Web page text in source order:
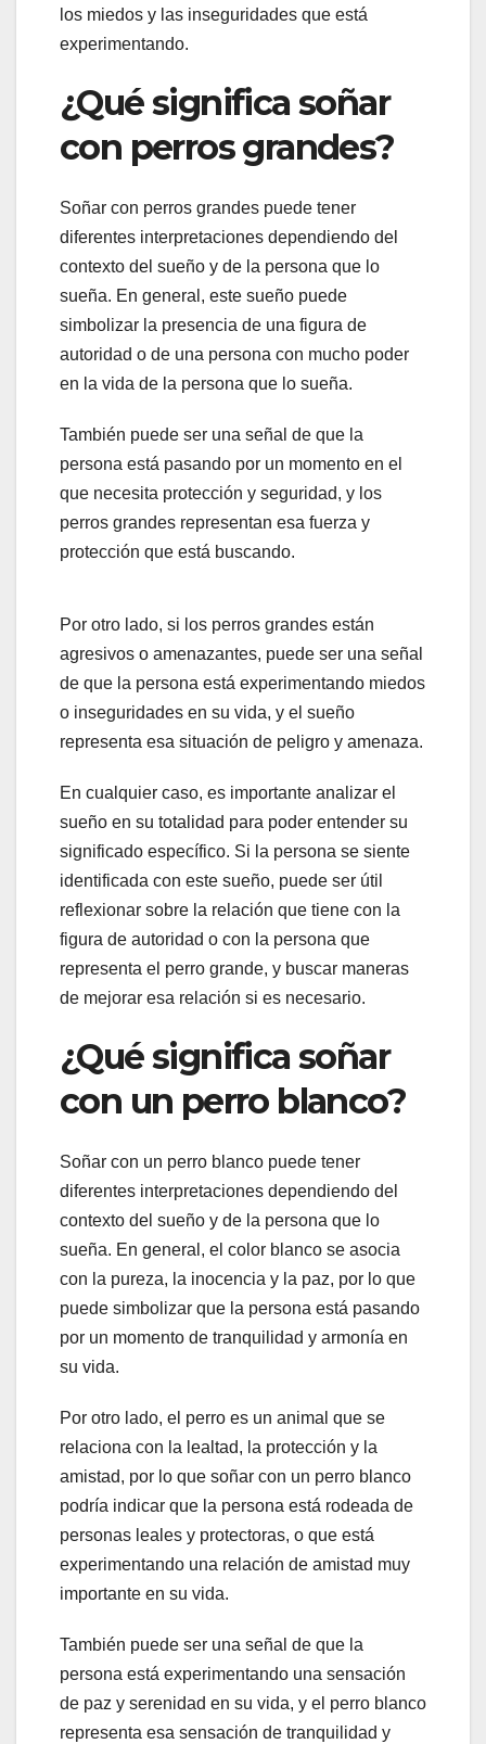
los miedos y las inseguridades que está
experimentando.
¿Qué significa soñar
con perros grandes?
Soñar con perros grandes puede tener
diferentes interpretaciones dependiendo del
contexto del sueño y de la persona que lo
sueña. En general, este sueño puede
simbolizar la presencia de una figura de
autoridad o de una persona con mucho poder
en la vida de la persona que lo sueña.
También puede ser una señal de que la
persona está pasando por un momento en el
que necesita protección y seguridad, y los
perros grandes representan esa fuerza y
protección que está buscando.
Por otro lado, si los perros grandes están
agresivos o amenazantes, puede ser una señal
de que la persona está experimentando miedos
o inseguridades en su vida, y el sueño
representa esa situación de peligro y amenaza.
En cualquier caso, es importante analizar el
sueño en su totalidad para poder entender su
significado específico. Si la persona se siente
identificada con este sueño, puede ser útil
reflexionar sobre la relación que tiene con la
figura de autoridad o con la persona que
representa el perro grande, y buscar maneras
de mejorar esa relación si es necesario.
¿Qué significa soñar
con un perro blanco?
Soñar con un perro blanco puede tener
diferentes interpretaciones dependiendo del
contexto del sueño y de la persona que lo
sueña. En general, el color blanco se asocia
con la pureza, la inocencia y la paz, por lo que
puede simbolizar que la persona está pasando
por un momento de tranquilidad y armonía en
su vida.
Por otro lado, el perro es un animal que se
relaciona con la lealtad, la protección y la
amistad, por lo que soñar con un perro blanco
podría indicar que la persona está rodeada de
personas leales y protectoras, o que está
experimentando una relación de amistad muy
importante en su vida.
También puede ser una señal de que la
persona está experimentando una sensación
de paz y serenidad en su vida, y el perro blanco
representa esa sensación de tranquilidad y